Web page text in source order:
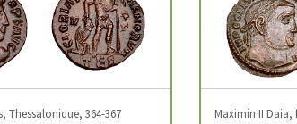
Thessalonique, 364-367 Maximin II Daia,